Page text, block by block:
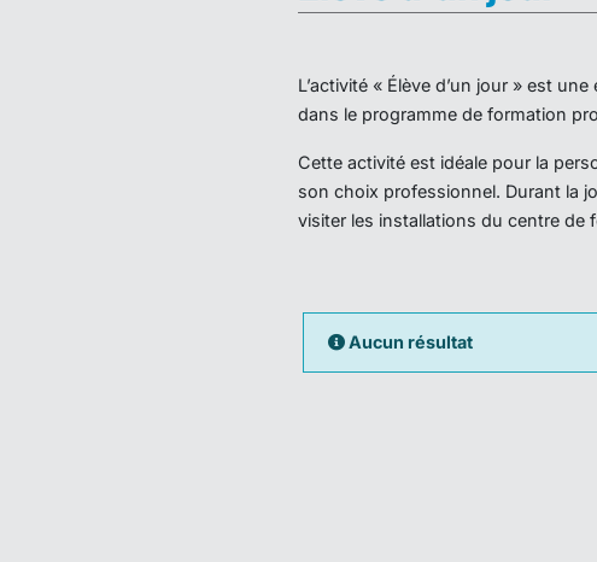
L’activité « Élève d’un jour » est
dans le programme de formation
Cette activité est idéale pour la
son choix professionnel. Durant la
visiter les installations du centre de
Aucun résultat